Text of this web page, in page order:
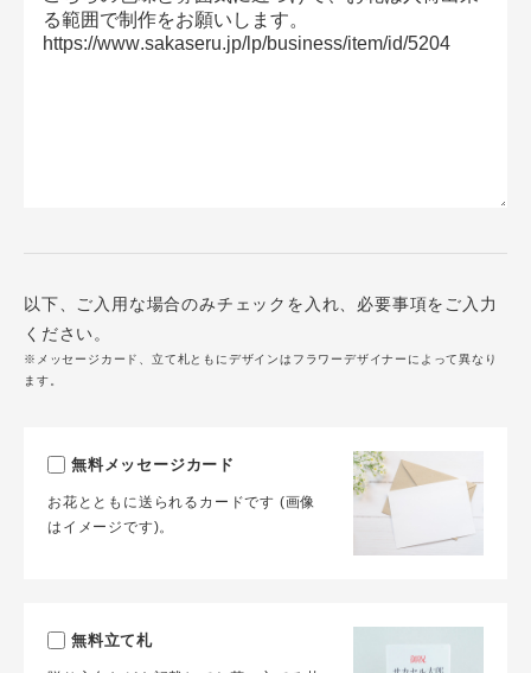
以下、ご入用な場合のみチェックを入れ、必要事項をご入力
ください。
※メッセージカード、立て札ともにデザインはフラワーデザイナーによって異なり
ます。
無料メッセージカード
お花とともに送られるカードです (画像
はイメージです)。
無料立て札